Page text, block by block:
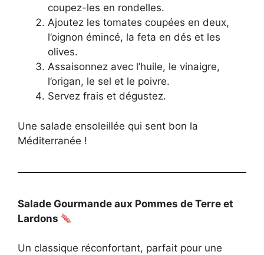
coupez-les en rondelles.
Ajoutez les tomates coupées en deux,
l’oignon émincé, la feta en dés et les
olives.
Assaisonnez avec l’huile, le vinaigre,
l’origan, le sel et le poivre.
Servez frais et dégustez.
Une salade ensoleillée qui sent bon la
Méditerranée !
Salade Gourmande aux Pommes de Terre et
Lardons
Un classique réconfortant, parfait pour une